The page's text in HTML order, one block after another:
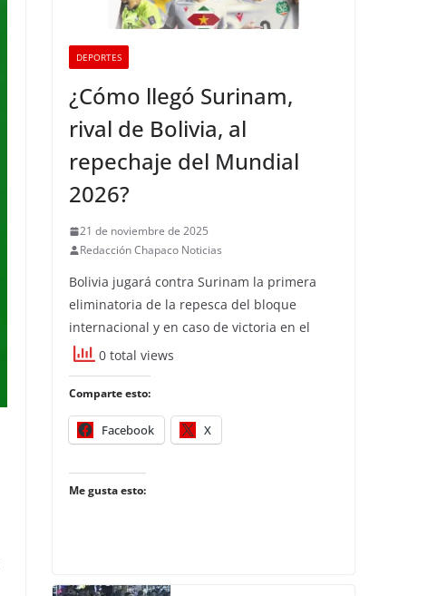
DEPORTES
¿Cómo llegó Surinam,
rival de Bolivia, al
repechaje del Mundial
2026?
21 de noviembre de 2025
Redacción Chapaco Noticias
Bolivia jugará contra Surinam la primera
eliminatoria de la repesca del bloque
internacional y en caso de victoria en el
0 total views
Comparte esto:
Facebook X
Me gusta esto: